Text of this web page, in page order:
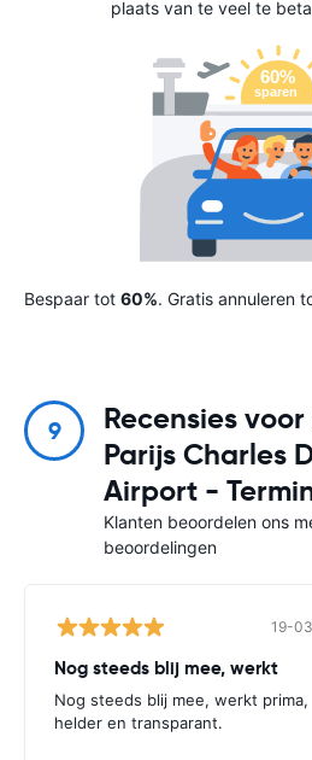
plaats van te veel te
Bespaar tot 60%. Gratis annuleren
9
Recensies
Parijs Charles
Airport -
Klanten beoordelen ons
beoordelingen
19-
Nog steeds blij mee, werkt
Nog steeds blij mee, werkt prima,
helder en transparant.